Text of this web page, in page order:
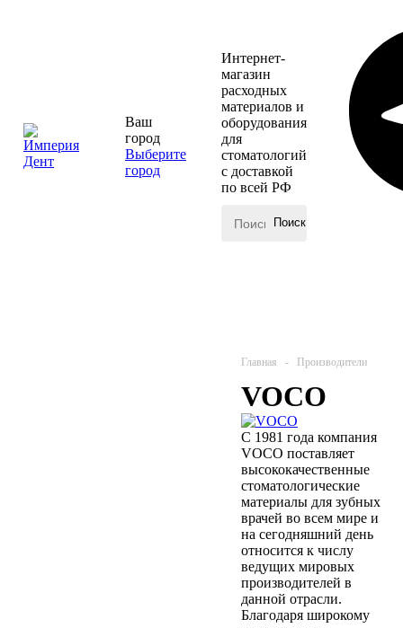
Ваш
город
Выберите
город
Интернет-
магазин
расходных
материалов и
оборудования
для
стоматологий
с доставкой
по всей РФ
Главная - Производители
VOCO
С 1981 года компания
VOCO поставляет
высококачественные
стоматологические
материалы для зубных
врачей во всем мире и
на сегодняшний день
относится к числу
ведущих мировых
производителей в
данной отрасли.
Благодаря широкому